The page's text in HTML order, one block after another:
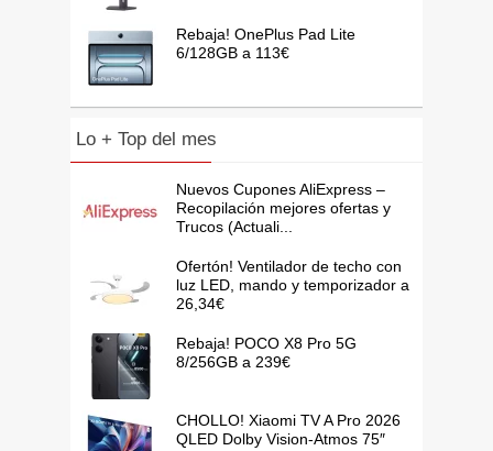
Rebaja! OnePlus Pad Lite
6/128GB a 113€
Lo + Top del mes
Nuevos Cupones AliExpress –
Recopilación mejores ofertas y
Trucos (Actuali...
Ofertón! Ventilador de techo con
luz LED, mando y temporizador a
26,34€
Rebaja! POCO X8 Pro 5G
8/256GB a 239€
CHOLLO! Xiaomi TV A Pro 2026
QLED Dolby Vision-Atmos 75″